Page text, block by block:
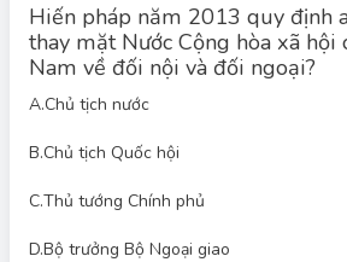
Hiến pháp năm 2013 quy định
thay mặt Nước Cộng hòa xã hội
Nam về đối nội và đối ngoại?
A.Chủ tịch nước
B.Chủ tịch Quốc hội
C.Thủ tướng Chính phủ
D.Bộ trưởng Bộ Ngoại giao
Chủ tịch nước là người đứng đầu
theo quy định của